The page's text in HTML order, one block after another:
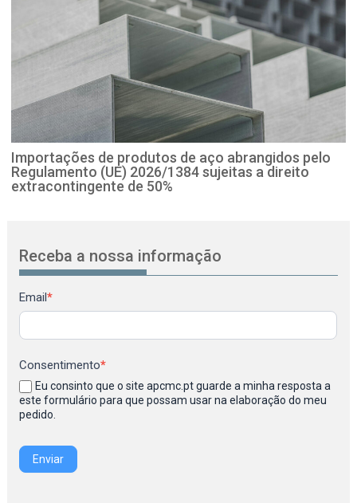
Importações de produtos de aço abrangidos pelo
Regulamento (UE) 2026/1384 sujeitas a direito
extracontingente de 50%
Receba a nossa informação
Newsletter
Email*
Consentimento*
Eu consinto que o site apcmc.pt guarde a minha resposta a
este formulário para que possam usar na elaboração do meu
pedido.
Enviar